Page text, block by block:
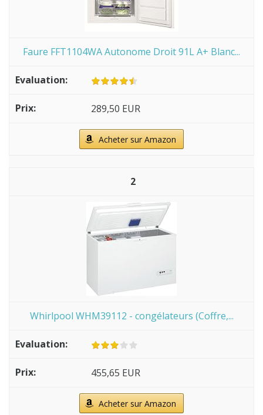
Faure FFT1104WA Autonome Droit 91L A+ Blanc...
289,50 EUR
Acheter sur Amazon
2
Whirlpool WHM39112 - congélateurs (Coffre,...
455,65 EUR
Acheter sur Amazon